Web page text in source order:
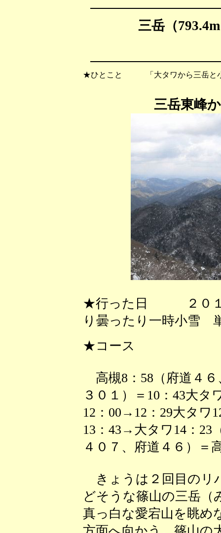
三岳（
★ひとこと 「大タワから三岳と小
三岳東峰
★行った日 ２０１
り曇ったり一時小雪
★コース
高槻8：58（府道４６
３０１）＝10：43大タ
12：00→12：29大タワ
13：43→大タワ14：23
４０７、府道４６）＝
きょうは２回目のリ
どそうな篠山の三岳（
真っ白な愛宕山を眺め